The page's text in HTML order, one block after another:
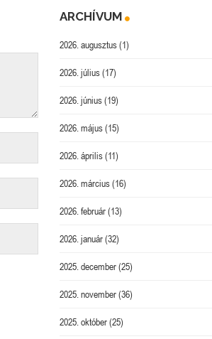
ARCHÍVUM
2026. augusztus(1)
2026. július(17)
2026. június(19)
2026. május(15)
2026. április(11)
2026. március(16)
2026. február(13)
2026. január(32)
2025. december(25)
2025. november(36)
2025. október(25)